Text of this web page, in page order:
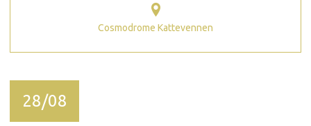
Cosmodrome Kattevennen
28/08